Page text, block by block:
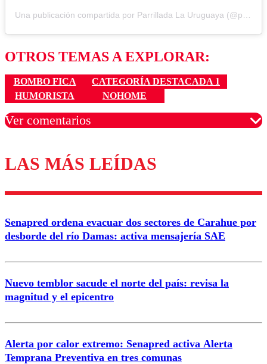
OTROS TEMAS A EXPLORAR:
BOMBO FICA
CATEGORÍA DESTACADA 1
HUMORISTA
NOHOME
Ver comentarios
Los comentarios son moderados para garantizar un
diálogo respetuoso.
Correo
LAS MÁS LEÍDAS
Senapred ordena evacuar dos sectores de Carahue por
desborde del río Damas: activa mensajería SAE
Nuevo temblor sacude el norte del país: revisa la
magnitud y el epicentro
Alerta por calor extremo: Senapred activa Alerta
Temprana Preventiva en tres comunas